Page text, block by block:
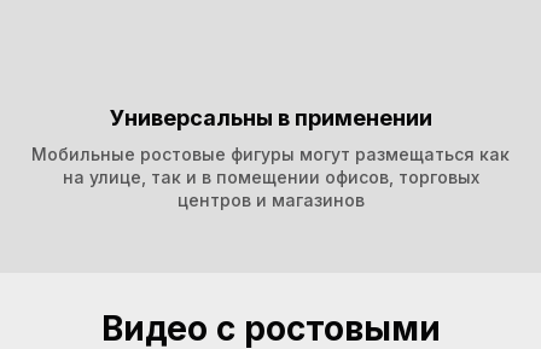
Универсальны в применении
Мобильные ростовые фигуры могут размещаться как
на улице, так и в помещении офисов, торговых
центров и магазинов
Видео с ростовыми